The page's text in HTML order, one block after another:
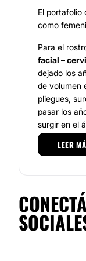
El portafolio
como
Para el
facial –
dejado los
de volumen
pliegues,
pasar los
surgir en el
a mejorar el
expresión
reducción o
abdomen,
LEER